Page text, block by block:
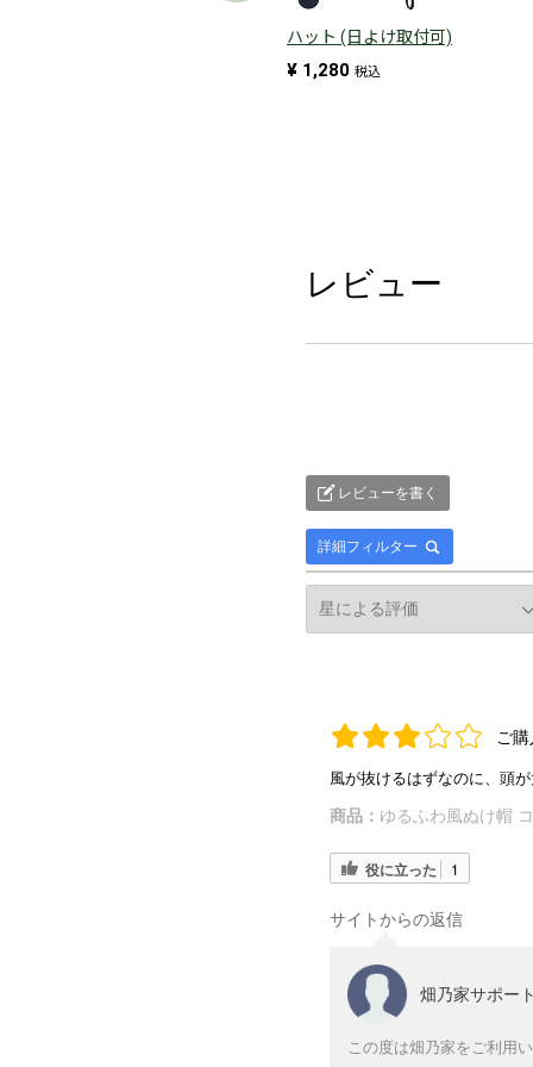
ハット (日よけ取付可)
¥ 1,280 税込
レビュー
レビューを書く
詳細フィルター
ご
風が抜けるはずなのに、頭
商品： ゆるふわ風ぬけ帽
役に立った 1
サイトからの返信
畑乃家サポー
この度は畑乃家をご利用